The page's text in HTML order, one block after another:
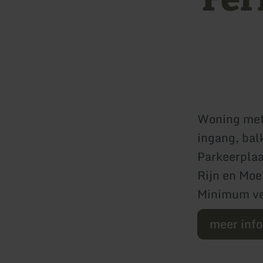
Woning
ingang,
Rijn en
Minimum
meer